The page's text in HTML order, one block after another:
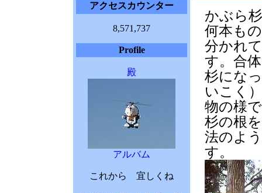
アクセスカウンター
8,571,737
Profile
殿
アルバム
これから 宜しくね
かぶら
何本も
分かれ
す。合
杉にな
いこく
物の様
杉の根
法のよ
す。